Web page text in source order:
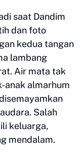
saat Dandim
dan foto
kedua tangan
lambang
Air mata tak
anak almarhum
Salah
keluarga,
mendalam.